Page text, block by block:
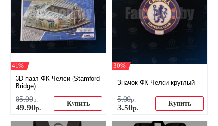
-41%
3D пазл ФК Челси (Stamford
Bridge)
85.00р.
49.90р.
Купить
-30%
Значок ФК Челси круглый
5.00р.
3.50р.
Купить